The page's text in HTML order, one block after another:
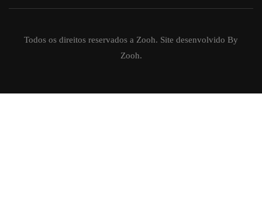
Todos os direitos reservados a Zooh. Site desenvolvido By
Zooh.